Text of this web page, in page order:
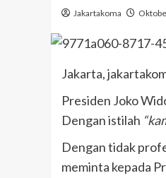
Jakartakoma
Jakarta,
Presiden Joko
Dengan istilah
Dengan tidak
meminta kepada